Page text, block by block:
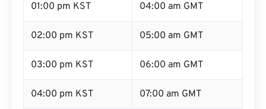
01:00 pm KST 04:00 am GMT
02:00 pm KST 05:00 am GMT
03:00 pm KST 06:00 am GMT
04:00 pm KST 07:00 am GMT